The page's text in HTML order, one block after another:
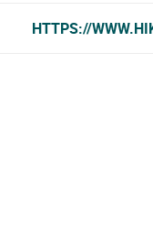
HTTPS://